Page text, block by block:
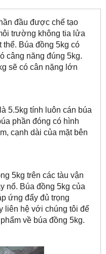
đầu được chế tạo
trường không tia lửa
thể. Búa đồng 5kg có
câng năng đúng 5kg.
sẽ có cân nặng lớn
5.5kg tính luôn cán búa
phần đóng có hình
cạnh dài của mặt bên
5kg trên các tàu vận
nổ. Búa đồng 5kg của
ứng đẩy đủ trọng
liên hệ với chúng tôi để
về búa đồng 5kg.